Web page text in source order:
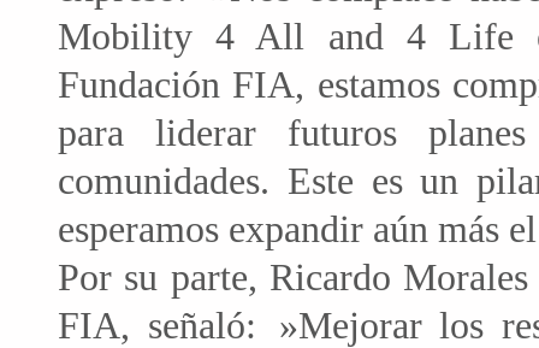
Mobility 4 All and 4 Life
Fundación FIA, estamos
para liderar futuros
comunidades. Este es un
esperamos expandir aún más
Por su parte, Ricardo
FIA, señaló: »Mejorar los